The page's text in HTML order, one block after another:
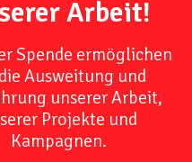
Arbeit!
Spende ermöglichen
Ausweitung und
unserer Arbeit,
Projekte und
Kampagnen.